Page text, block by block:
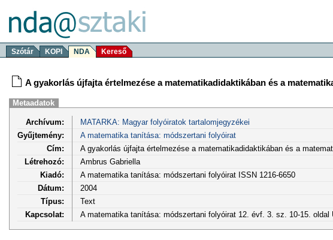
Szótár KOPI NDA Kereső
A gyakorlás újfajta értelmezése a matematikadidaktikában és a
Metaadatok
Archívum:
MATARKA: Magyar folyóiratok tartalomjegyzékei
Gyűjtemény:
A matematika tanítása: módszertani folyóirat
Cím:
A gyakorlás újfajta értelmezése a matematikadidaktikában és a
Létrehozó:
Ambrus Gabriella
Kiadó:
A matematika tanítása: módszertani folyóirat ISSN 1216-6650
Dátum:
2004
Típus:
Text
Kapcsolat:
A matematika tanítása: módszertani folyóirat 12. évf. 3. sz. 10-15. oldal